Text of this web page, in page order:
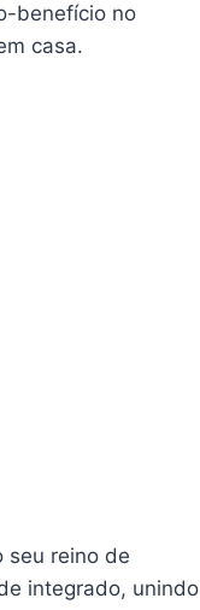
benefício no
casa.
seu reino de
integrado, unindo